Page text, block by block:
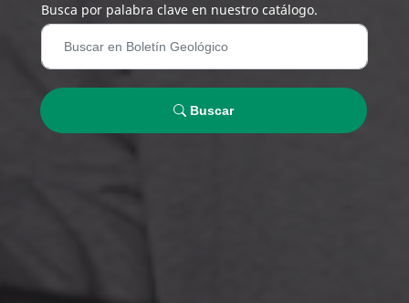
Busca por palabra clave en nuestro catálogo.
Buscar